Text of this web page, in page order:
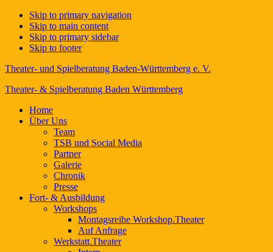
Skip to primary navigation
Skip to main content
Skip to primary sidebar
Skip to footer
Theater- und Spielberatung Baden-Württemberg e. V.
Theater- & Spielberatung Baden Württemberg
Home
Über Uns
Team
TSB und Social Media
Partner
Galerie
Chronik
Presse
Fort- & Ausbildung
Workshops
Montagsreihe Workshop.Theater
Auf Anfrage
Werkstatt.Theater